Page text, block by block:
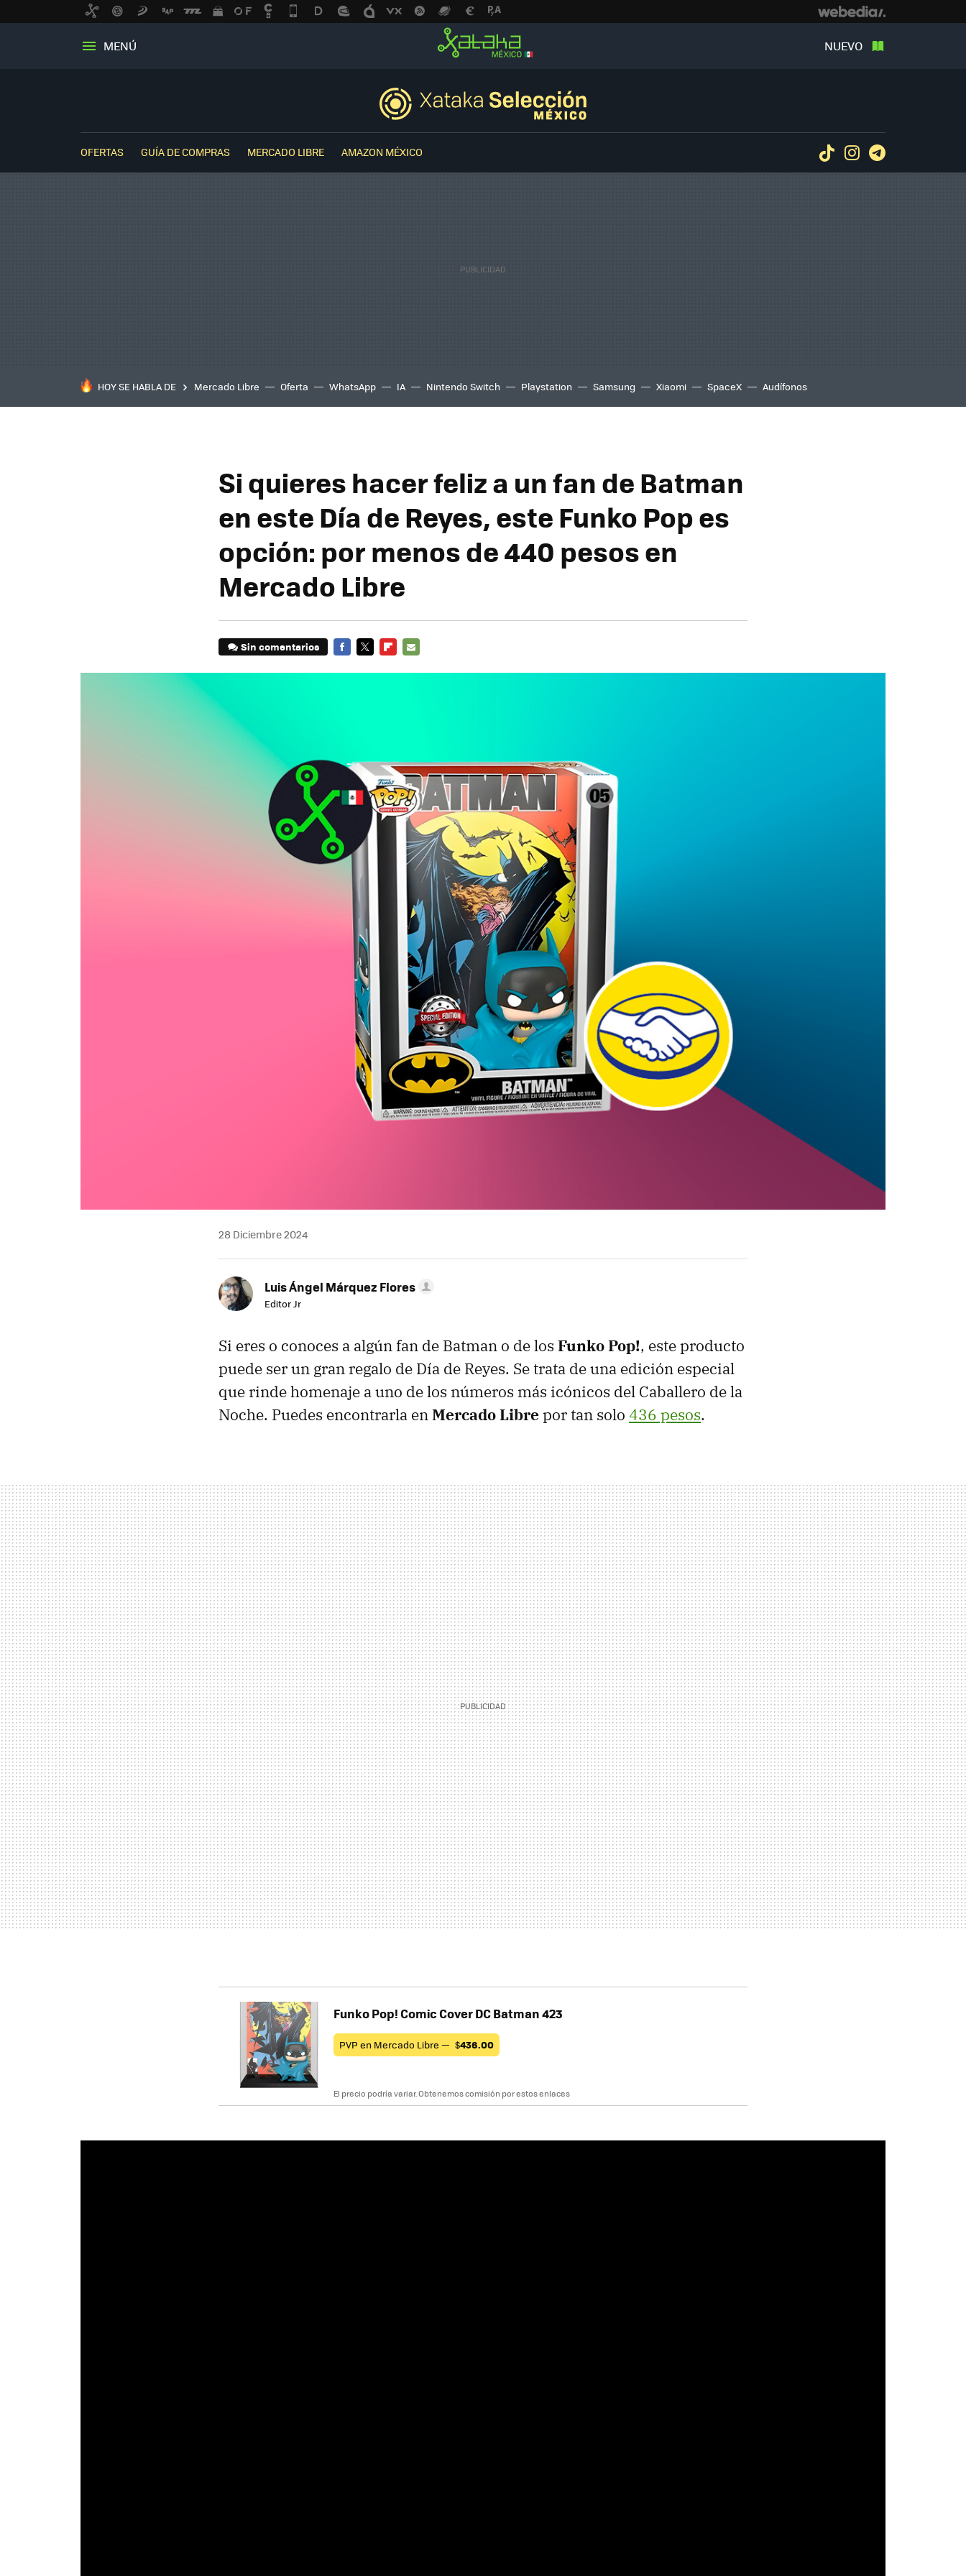
MENÚ NUEVO
OFERTAS GUÍA DE COMPRAS MERCADO LIBRE AMAZON MÉXICO TiktokInstagram
HOY SE HABLA DE Mercado Libre Oferta WhatsApp IA Nintendo Switch Playstation Samsung Xiaomi SpaceX Audífonos
Si quieres hacer feliz a un fan de Batman
en este Día de Reyes, este Funko Pop es
opción: por menos de 440 pesos en
Mercado Libre
Sin comentarios
28 Diciembre 2024
Luis Ángel Márquez Flores
Editor Jr
Si eres o conoces a algún fan de Batman o de los Funko Pop!, este producto
puede ser un gran regalo de Día de Reyes. Se trata de una edición especial
que rinde homenaje a uno de los números más icónicos del Caballero de la
Noche. Puedes encontrarla enMercado Libre por tan solo 436 pesos.
Funko Pop! Comic Cover DC Batman 423
PVP en Mercado Libre — $436.00
El precio podría variar. Obtenemos comisión por estos enlaces